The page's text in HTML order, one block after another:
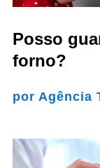
Posso
forno?
por Agência